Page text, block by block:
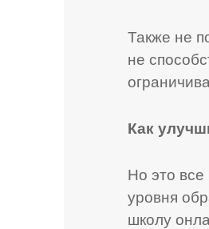
Также не
не
Как
Но это
уровня
школу